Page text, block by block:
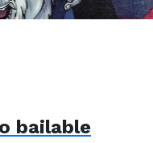
bailable